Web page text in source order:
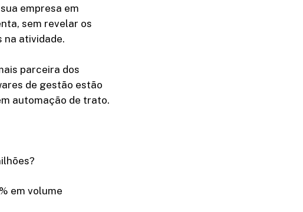
empresa em
sem revelar os
na atividade.
parceira dos
de gestão estão
automação de trato.
em volume